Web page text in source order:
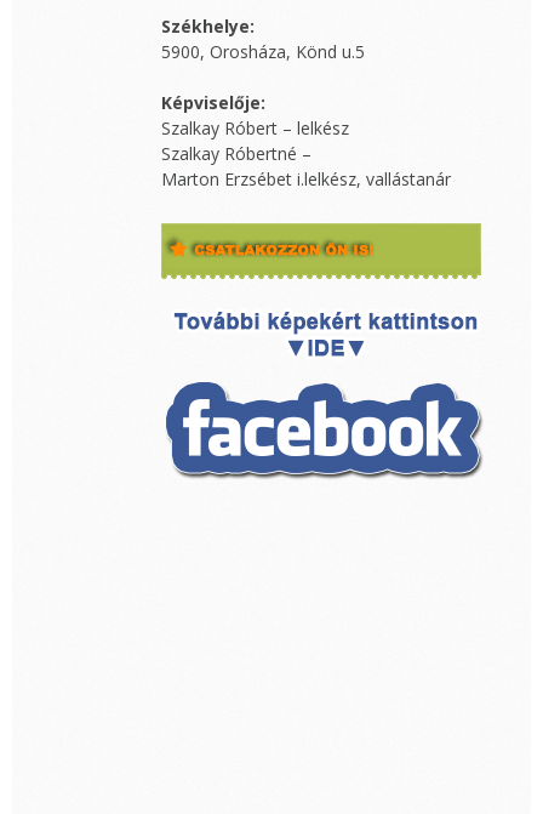
Székhelye:
5900, Orosháza, Könd u.5
Képviselője:
Szalkay Róbert – lelkész
Szalkay Róbertné –
Marton Erzsébet i.lelkész, vallástanár